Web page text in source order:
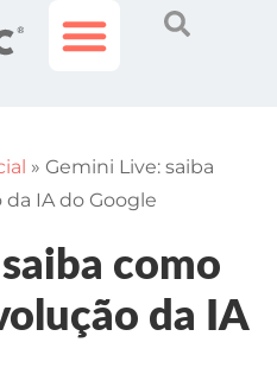
» Gemini Live: saiba
IA do Google
como
da IA